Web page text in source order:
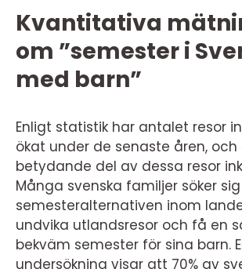
Kvantitativa
om ”semester i
med barn”
Enligt statistik har antalet resor
ökat under de senaste åren, och
betydande del av dessa resor
Många svenska familjer söker
semesteralternativen inom
undvika utlandsresor och få en
bekväm semester för sina barn.
undersökning visar att 70% av